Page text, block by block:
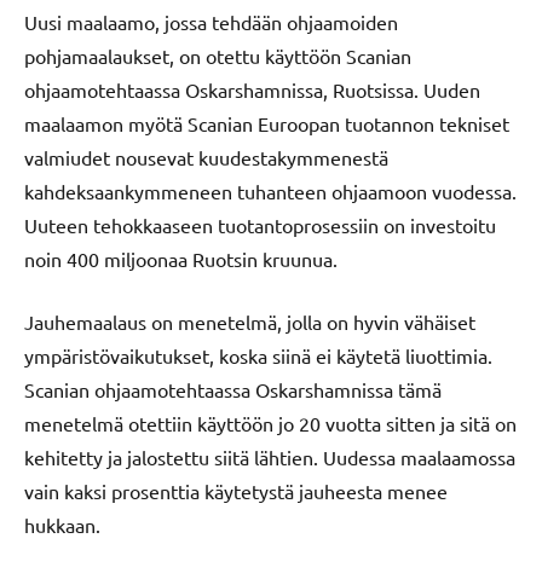
Uusi maalaamo, jossa tehdään ohjaamoiden
pohjamaalaukset, on otettu käyttöön Scanian
ohjaamotehtaassa Oskarshamnissa, Ruotsissa. Uuden
maalaamon myötä Scanian Euroopan tuotannon tekniset
valmiudet nousevat kuudestakymmenestä
kahdeksaankymmeneen tuhanteen ohjaamoon vuodessa.
Uuteen tehokkaaseen tuotantoprosessiin on investoitu
noin 400 miljoonaa Ruotsin kruunua.
Jauhemaalaus on menetelmä, jolla on hyvin vähäiset
ympäristövaikutukset, koska siinä ei käytetä liuottimia.
Scanian ohjaamotehtaassa Oskarshamnissa tämä
menetelmä otettiin käyttöön jo 20 vuotta sitten ja sitä on
kehitetty ja jalostettu siitä lähtien. Uudessa maalaamossa
vain kaksi prosenttia käytetystä jauheesta menee
hukkaan.